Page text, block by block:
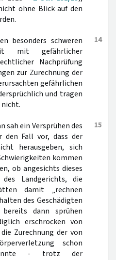
ohne Blick auf den
14
besonders schweren
mit gefährlicher
Nachprüfung
zur Zurechnung der
gefährlichen
und tragen
15
sah ein Versprühen des
den Fall vor, dass der
herausgeben, sich
kommen
ob angesichts dieses
Landgerichts, die
damit „rechnen
des Geschädigten
dann sprühen
erschrocken von
Zurechnung der von
schon
- trotz der